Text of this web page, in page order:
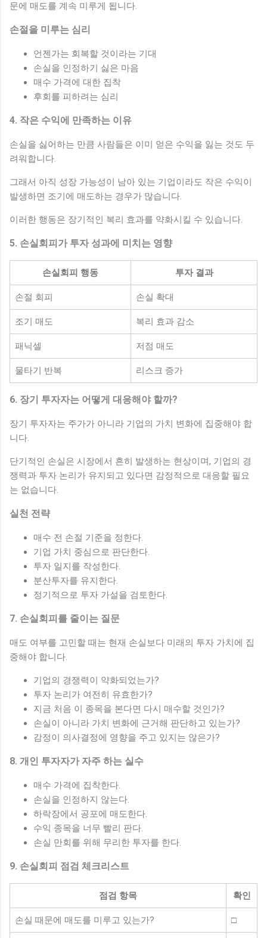
문에 매도를 계속 미루게 됩니다.
손절을 미루는 심리
언젠가는 회복할 것이라는 기대
손실을 인정하기 싫은 마음
매수 가격에 대한 집착
후회를 피하려는 심리
4. 작은 수익에 만족하는 이유
손실을 싫어하는 만큼 사람들은 이미 얻은 수익을 잃는 것도 두
려워합니다.
그래서 아직 성장 가능성이 남아 있는 기업이라도 작은 수익이
발생하면 조기에 매도하는 경우가 많습니다.
이러한 행동은 장기적인 복리 효과를 약화시킬 수 있습니다.
5. 손실회피가 투자 성과에 미치는 영향
손실회피 행동 투자 결과
손절 회피 손실 확대
조기 매도 복리 효과 감소
패닉셀 저점 매도
물타기 반복 리스크 증가
6. 장기 투자자는 어떻게 대응해야 할까?
장기 투자자는 주가가 아니라 기업의 가치 변화에 집중해야 합
니다.
단기적인 손실은 시장에서 흔히 발생하는 현상이며, 기업의 경
쟁력과 투자 논리가 유지되고 있다면 감정적으로 대응할 필요
는 없습니다.
실천 전략
매수 전 손절 기준을 정한다.
기업 가치 중심으로 판단한다.
투자 일지를 작성한다.
분산투자를 유지한다.
정기적으로 투자 가설을 검토한다.
7. 손실회피를 줄이는 질문
매도 여부를 고민할 때는 현재 손실보다 미래의 투자 가치에 집
중해야 합니다.
기업의 경쟁력이 약화되었는가?
투자 논리가 여전히 유효한가?
지금 처음 이 종목을 본다면 다시 매수할 것인가?
손실이 아니라 가치 변화에 근거해 판단하고 있는가?
감정이 의사결정에 영향을 주고 있지는 않은가?
8. 개인 투자자가 자주 하는 실수
매수 가격에 집착한다.
손실을 인정하지 않는다.
하락장에서 공포에 매도한다.
수익 종목을 너무 빨리 판다.
손실 만회를 위해 무리한 투자를 한다.
9. 손실회피 점검 체크리스트
점검 항목 확인
손실 때문에 매도를 미루고 있는가? □